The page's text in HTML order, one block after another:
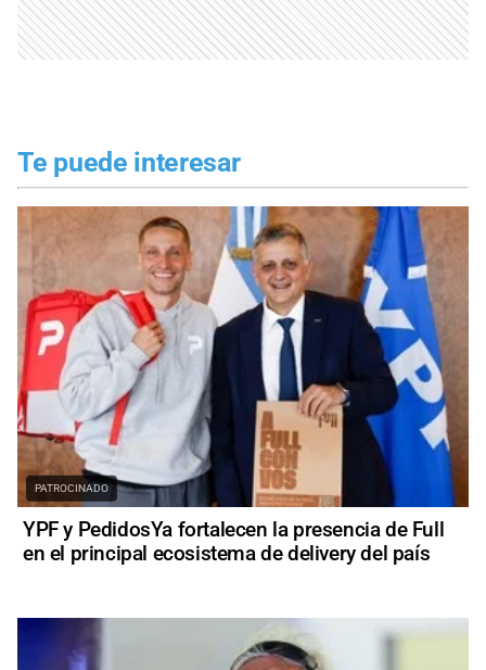
Te puede interesar
PATROCINADO
YPF y PedidosYa fortalecen la presencia de Full
en el principal ecosistema de delivery del país